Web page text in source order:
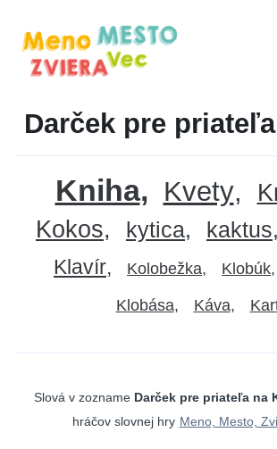
Darček pre
Kniha Kvety
Kokos
kytica kaktus
Klavír
Kolobežka Klobúk
Klobása Káva
Slová v zozname Darček pre priateľa na
hráčov slovnej hry Meno, Mesto,